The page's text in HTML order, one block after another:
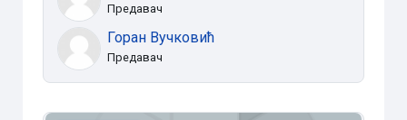
Предавач
Горан Вучковић
Предавач